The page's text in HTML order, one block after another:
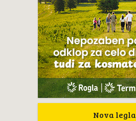
Nova legla